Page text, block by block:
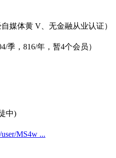
媒体黄 V、无金融从业认证）
季，816/年，暂4个会员）
中)
MS4w ...